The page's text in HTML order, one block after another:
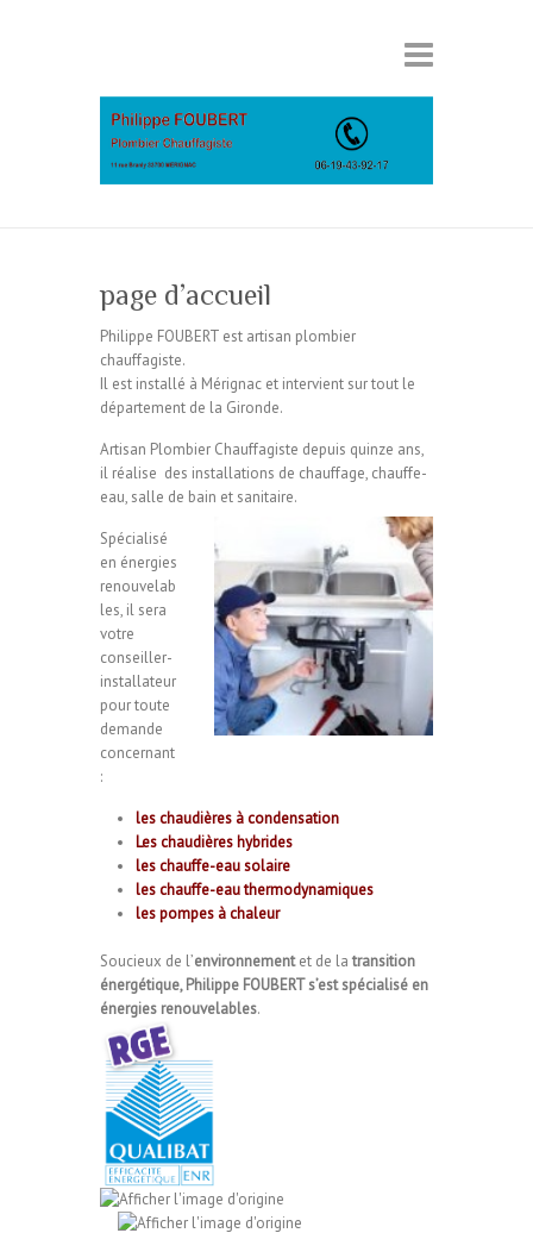
page d’accueil
Philippe FOUBERT est artisan plombier
chauffagiste.
Il est installé à Mérignac et intervient sur tout le
département de la Gironde.
Artisan Plombier Chauffagiste depuis quinze ans,
il réalise des installations de chauffage, chauffe-
eau, salle de bain et sanitaire.
Spécialisé
en énergies
renouvelab
les, il sera
votre
conseiller-
installateur
pour toute
demande
concernant
:
les chaudières à condensation
Les chaudières hybrides
les chauffe-eau solaire
les chauffe-eau thermodynamiques
les pompes à chaleur
Soucieux de l’environnementet de la transition
énergétique, Philippe FOUBERT s’est spécialisé en
énergies renouvelables.